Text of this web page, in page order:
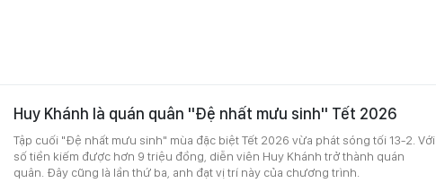
Huy Khánh là quán quân "Đệ nhất mưu sinh" Tết 2026
Tập cuối "Đệ nhất mưu sinh" mùa đặc biệt Tết 2026 vừa phát sóng tối 13-2. Với
số tiền kiếm được hơn 9 triệu đồng, diễn viên Huy Khánh trở thành quán
quân. Đây cũng là lần thứ ba, anh đạt vị trí này của chương trình.